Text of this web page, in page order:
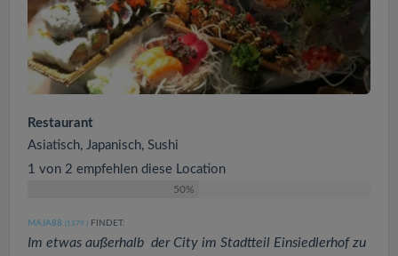
Restaurant
Asiatisch, Japanisch, Sushi
1 von 2 empfehlen diese Location
50%
MAJA88 (1379 ) FINDET:
Im etwas außerhalb der City im Stadtteil Einsiedlerhof zu